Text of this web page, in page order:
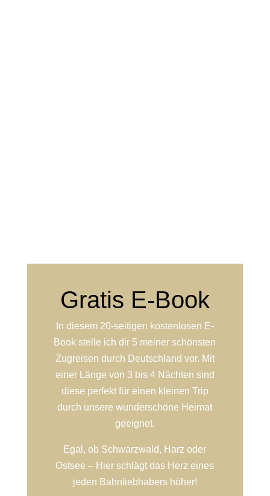
Gratis E-Book
In diesem 20-seitigen kostenlosen E-
Book stelle ich dir 5 meiner schönsten
Zugreisen durch Deutschland vor. Mit
einer Länge von 3 bis 4 Nächten sind
diese perfekt für einen kleinen Trip
durch unsere wunderschöne Heimat
geeignet.
Egal, ob Schwarzwald, Harz oder
Ostsee – Hier schlägt das Herz eines
jeden Bahnliebhabers höher!